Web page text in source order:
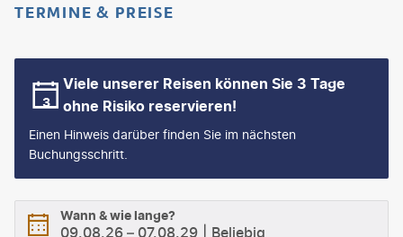
TERMINE & PREISE
Viele unserer Reisen können Sie 3 Tage
ohne Risiko reservieren!
Einen Hinweis darüber finden Sie im nächsten
Buchungsschritt.
Wann & wie lange?
09.08.26 – 07.08.29 Beliebig